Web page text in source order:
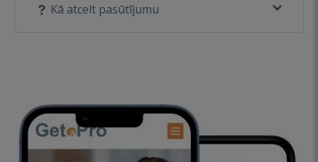
Kā atcelt pasūtījumu